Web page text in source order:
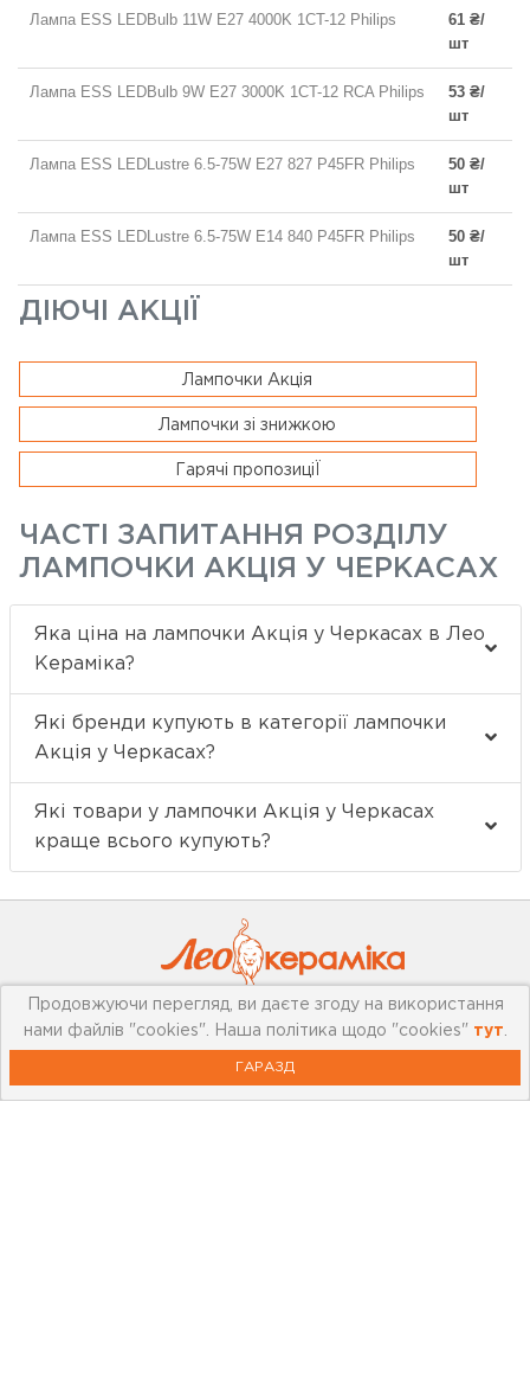
Лампа ESS LEDBulb 11W E27 4000K 1CT-12 Philips
61 ₴/
шт
Лампа ESS LEDBulb 9W E27 3000K 1CT-12 RCA Philips
53 ₴/
шт
Лампа ESS LEDLustre 6.5-75W E27 827 P45FR Philips
50 ₴/
шт
Лампа ESS LEDLustre 6.5-75W E14 840 P45FR Philips
50 ₴/
шт
ДІЮЧІ АКЦІЇ
Лампочки Акція
Лампочки зі знижкою
Гарячі пропозиціЇ
ЧАСТІ ЗАПИТАННЯ РОЗДІЛУ
ЛАМПОЧКИ АКЦІЯ У ЧЕРКАСАХ
Яка ціна на лампочки Акція у Черкасах в Лео
Кераміка?
Які бренди купують в категорії лампочки
Акція у Черкасах?
Які товари у лампочки Акція у Черкасах
краще всього купують?
Мережа магазинів
Продовжуючи перегляд, ви даєте згоду на використання
нами файлів "cookies". Наша політика щодо "cookies" тут
ГАРАЗД